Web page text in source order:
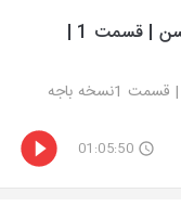
اپیزود 16 | دنیس نیلسن | قسمت 1 |
اپیزود 16 | دنیس نیلسن | قسمت 1نسخه باجه
01:05:50